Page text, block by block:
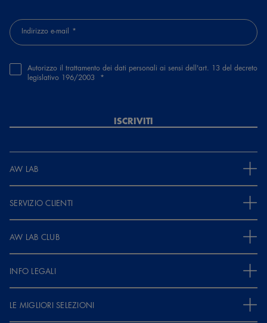
Indirizzo e-mail
Autorizzo il trattamento dei dati personali ai sensi dell'art. 13 del decreto
legislativo 196/2003
ISCRIVITI
AW LAB
SERVIZIO CLIENTI
AW LAB CLUB
INFO LEGALI
LE MIGLIORI SELEZIONI